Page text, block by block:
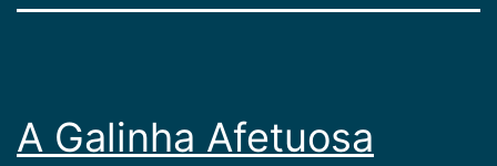
A Galinha Afetuosa